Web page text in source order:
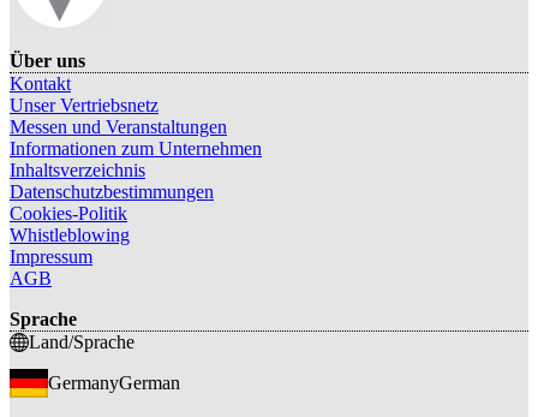
Über uns
Kontakt
Unser Vertriebsnetz
Messen und Veranstaltungen
Informationen zum Unternehmen
Inhaltsverzeichnis
Datenschutzbestimmungen
Cookies-Politik
Whistleblowing
Impressum
AGB
Sprache
Land/Sprache
GermanyGerman